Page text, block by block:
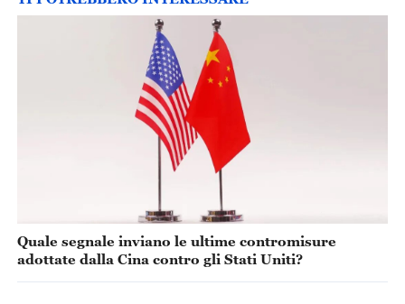
Quale segnale inviano le ultime contromisure
adottate dalla Cina contro gli Stati Uniti?